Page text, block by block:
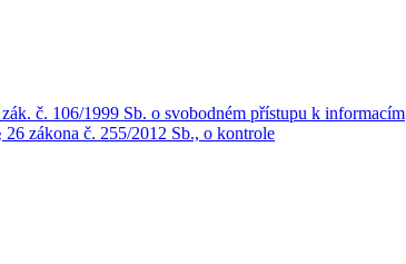
č. 106/1999 Sb. o svobodném přístupu k informacím
zákona č. 255/2012 Sb., o kontrole